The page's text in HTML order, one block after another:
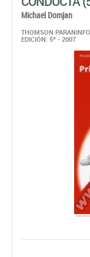
Michael Domjan
THOMSON
EDICIÓN: 5ª - 2007